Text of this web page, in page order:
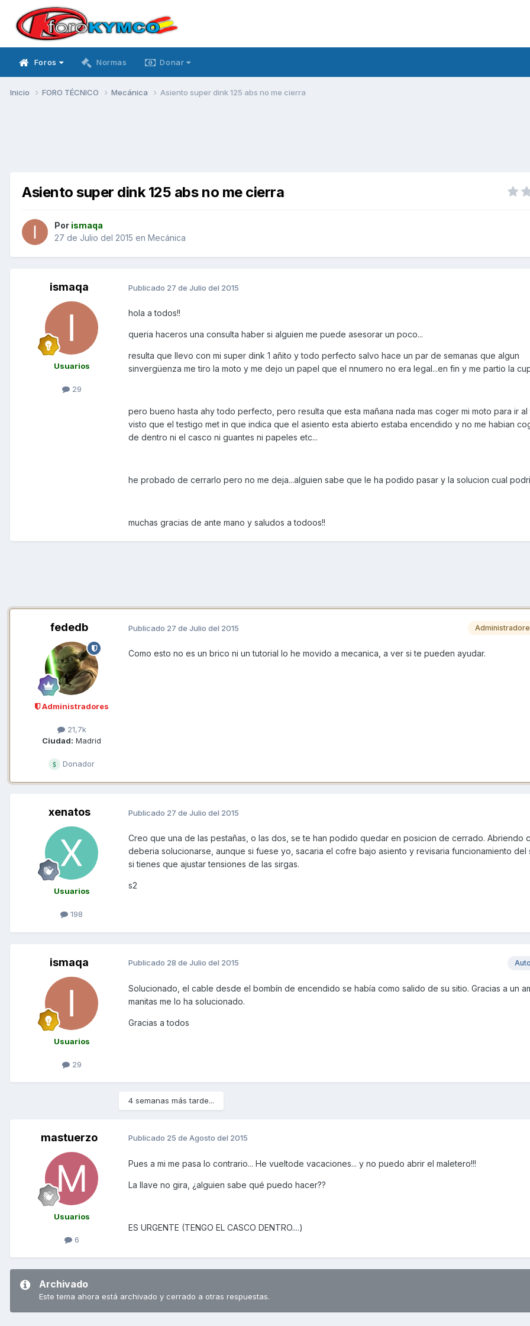
Foros Normas Donar
Inicio FORO TÉCNICO Mecánica Asiento super dink 125 abs no me cierra
Asiento super dink 125 abs no me cierra
Por ismaqa
27 de Julio del 2015 en Mecánica
ismaqa
Usuarios
29
Publicado 27 de Julio del 2015
hola a todos!!
queria haceros una consulta haber si alguien me puede asesorar un poco...
resulta que llevo con mi super dink 1 añito y todo perfecto salvo hace un par de semanas que algun
sinvergüenza me tiro la moto y me dejo un papel que el nnumero no era legal...en fin y me partio la
pero bueno hasta ahy todo perfecto, pero resulta que esta mañana nada mas coger mi moto para ir
visto que el testigo met in que indica que el asiento esta abierto estaba encendido y no me habian
de dentro ni el casco ni guantes ni papeles etc...
he probado de cerrarlo pero no me deja...alguien sabe que le ha podido pasar y la solucion cual
muchas gracias de ante mano y saludos a todoos!!
fededb
Administradores
21,7k
Ciudad: Madrid
Donador
Publicado 27 de Julio del 2015
Como esto no es un brico ni un tutorial lo he movido a mecanica, a ver si te pueden ayudar.
xenatos
Usuarios
198
Publicado 27 de Julio del 2015
Creo que una de las pestañas, o las dos, se te han podido quedar en posicion de cerrado. Abriendo
deberia solucionarse, aunque si fuese yo, sacaria el cofre bajo asiento y revisaria funcionamiento del
si tienes que ajustar tensiones de las sirgas.
s2
ismaqa
Usuarios
29
Publicado 28 de Julio del 2015
Solucionado, el cable desde el bombín de encendido se había como salido de su sitio. Gracias a un
manitas me lo ha solucionado.
Gracias a todos
4 semanas más tarde...
mastuerzo
Usuarios
6
Publicado 25 de Agosto del 2015
Pues a mi me pasa lo contrario... He vueltode vacaciones... y no puedo abrir el maletero!!!
La llave no gira, ¿alguien sabe qué puedo hacer??
ES URGENTE (TENGO EL CASCO DENTRO....)
Archivado
Este tema ahora está archivado y cerrado a otras respuestas.